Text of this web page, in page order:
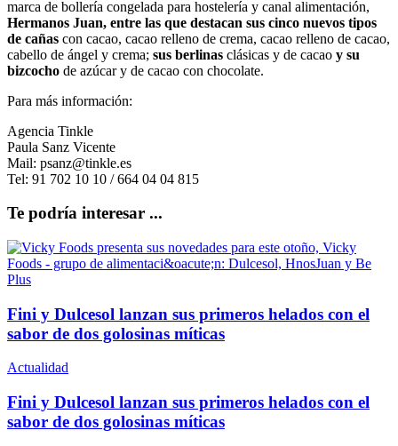
marca de bollería congelada para hostelería y canal alimentación,
Hermanos Juan, entre las que destacan sus cinco nuevos tipos
de cañas con cacao, cacao relleno de crema, cacao relleno de cacao,
cabello de ángel y crema; sus berlinas clásicas y de cacao y su
bizcocho de azúcar y de cacao con chocolate.
Para más información:
Agencia Tinkle
Paula Sanz Vicente
Mail: psanz@tinkle.es
Tel: 91 702 10 10 / 664 04 04 815
Te podría interesar ...
Fini y Dulcesol lanzan sus primeros helados con el
sabor de dos golosinas míticas
Actualidad
Fini y Dulcesol lanzan sus primeros helados con el
sabor de dos golosinas míticas